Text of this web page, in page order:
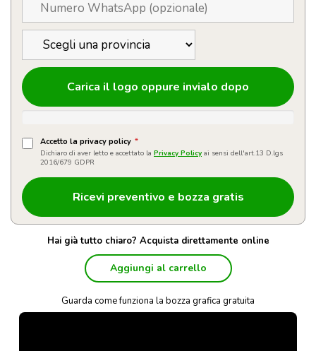
Carica il logo oppure invialo dopo
Accetto la privacy policy *
Dichiaro di aver letto e accettato la Privacy Policy ai sensi dell'art.13 D.lgs
2016/679 GDPR
Hai già tutto chiaro? Acquista direttamente online
Aggiungi al carrello
Guarda come funziona la bozza grafica gratuita